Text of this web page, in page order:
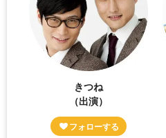
きつね
（出演）